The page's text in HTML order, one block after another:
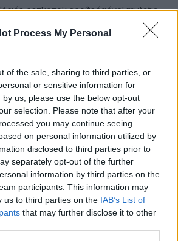
Process My Personal
of the sale, sharing to third parties, or
or sensitive information for
us, please use the below opt-out
selection. Please note that after your
you may continue seeing
on personal information utilized by
disclosed to third parties prior to
separately opt-out of the further
information by third parties on the
participants. This information may
us to third parties on the IAB’s List of
that may further disclose it to other
eszközök segítségével mutatja
a három mű eredeti kéziratát,
szövegkiadásokat,
emblematikussá válásának
meghatározó
tizenöt rangos
életre az OSZK
intézmény Történeti
számos neves teátrumát